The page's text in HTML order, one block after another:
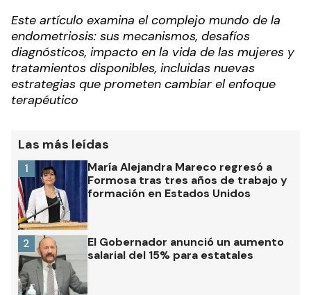
Este artículo examina el complejo mundo de la
endometriosis: sus mecanismos, desafíos
diagnósticos, impacto en la vida de las mujeres y
tratamientos disponibles, incluidas nuevas
estrategias que prometen cambiar el enfoque
terapéutico
Las más leídas
María Alejandra Mareco regresó a
Formosa tras tres años de trabajo y
formación en Estados Unidos
1
El Gobernador anunció un aumento
salarial del 15% para estatales
2